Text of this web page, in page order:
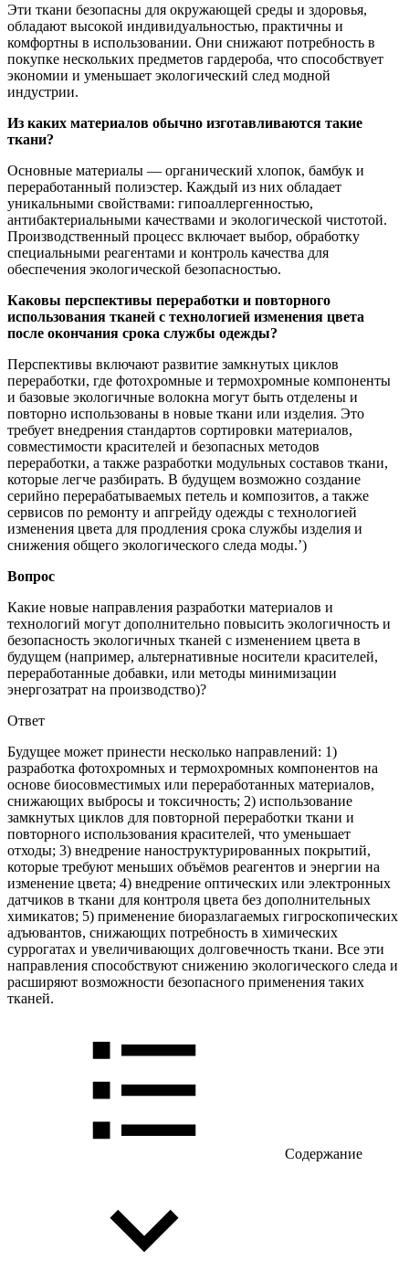
Эти ткани безопасны для окружающей среды и здоровья,
обладают высокой индивидуальностью, практичны и
комфортны в использовании. Они снижают потребность в
покупке нескольких предметов гардероба, что способствует
экономии и уменьшает экологический след модной
индустрии.
Из каких материалов обычно изготавливаются такие
ткани?
Основные материалы — органический хлопок, бамбук и
переработанный полиэстер. Каждый из них обладает
уникальными свойствами: гипоаллергенностью,
антибактериальными качествами и экологической чистотой.
Производственный процесс включает выбор, обработку
специальными реагентами и контроль качества для
обеспечения экологической безопасностью.
Каковы перспективы переработки и повторного
использования тканей с технологией изменения цвета
после окончания срока службы одежды?
Перспективы включают развитие замкнутых циклов
переработки, где фотохромные и термохромные компоненты
и базовые экологичные волокна могут быть отделены и
повторно использованы в новые ткани или изделия. Это
требует внедрения стандартов сортировки материалов,
совместимости красителей и безопасных методов
переработки, а также разработки модульных составов ткани,
которые легче разбирать. В будущем возможно создание
серийно перерабатываемых петель и композитов, а также
сервисов по ремонту и апгрейду одежды с технологией
изменения цвета для продления срока службы изделия и
снижения общего экологического следа моды.’)
Вопрос
Какие новые направления разработки материалов и
технологий могут дополнительно повысить экологичность и
безопасность экологичных тканей с изменением цвета в
будущем (например, альтернативные носители красителей,
переработанные добавки, или методы минимизации
энергозатрат на производство)?
Ответ
Будущее может принести несколько направлений: 1)
разработка фотохромных и термохромных компонентов на
основе биосовместимых или переработанных материалов,
снижающих выбросы и токсичность; 2) использование
замкнутых циклов для повторной переработки ткани и
повторного использования красителей, что уменьшает
отходы; 3) внедрение наноструктурированных покрытий,
которые требуют меньших объёмов реагентов и энергии на
изменение цвета; 4) внедрение оптических или электронных
датчиков в ткани для контроля цвета без дополнительных
химикатов; 5) применение биоразлагаемых гигроскопических
адъювантов, снижающих потребность в химических
суррогатах и увеличивающих долговечность ткани. Все эти
направления способствуют снижению экологического следа и
расширяют возможности безопасного применения таких
тканей.
Содержание